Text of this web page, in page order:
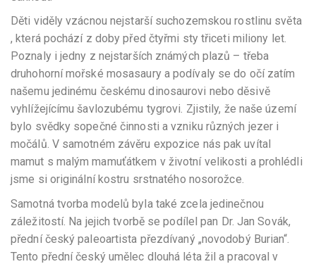
Děti viděly vzácnou nejstarší suchozemskou rostlinu světa
, která pochází z doby před čtyřmi sty třiceti miliony let.
Poznaly i jedny z nejstarších známých plazů – třeba
druhohorní mořské mosasaury a podívaly se do očí zatím
našemu jedinému českému dinosaurovi nebo děsivě
vyhlížejícímu šavlozubému tygrovi. Zjistily, že naše území
bylo svědky sopečné činnosti a vzniku různých jezer i
močálů. V samotném závěru expozice nás pak uvítal
mamut s malým mamuťátkem v životní velikosti a prohlédli
jsme si originální kostru srstnatého nosorožce.
Samotná tvorba modelů byla také zcela jedinečnou
záležitostí. Na jejich tvorbě se podílel pan Dr. Jan Sovák,
přední český paleoartista přezdívaný „novodobý Burian“.
Tento přední český umělec dlouhá léta žil a pracoval v